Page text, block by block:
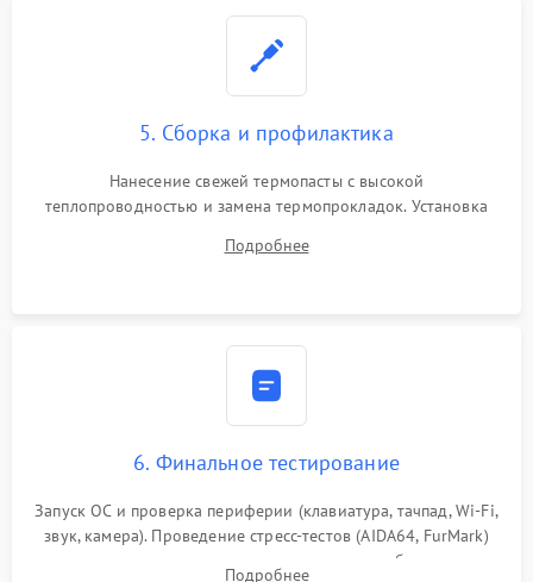
5. Сборка и профилактика
Нанесение свежей термопасты с высокой
теплопроводностью и замена термопрокладок. Установка
шлейфов, модулей памяти и накопителей. Предварительная
Подробнее
6. Финальное тестирование
Запуск ОС и проверка периферии (клавиатура, тачпад, Wi-Fi,
звук, камера). Проведение стресс-тестов (AIDA64, FurMark)
для контроля температурного режима и стабильности
Подробнее